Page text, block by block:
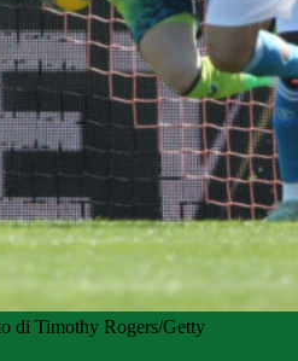
di Timothy Rogers/Getty